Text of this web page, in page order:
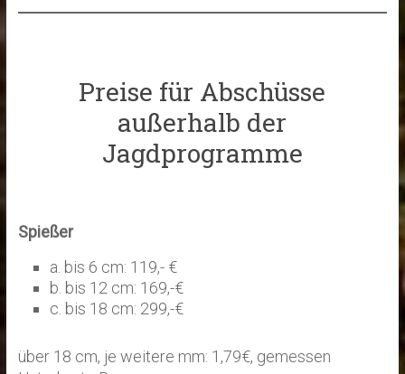
Preise für Abschüsse
außerhalb der
Jagdprogramme
Spießer
a. bis 6 cm: 119,- €
b. bis 12 cm: 169,-€
c. bis 18 cm: 299,-€
über 18 cm, je weitere mm: 1,79€, gemessen